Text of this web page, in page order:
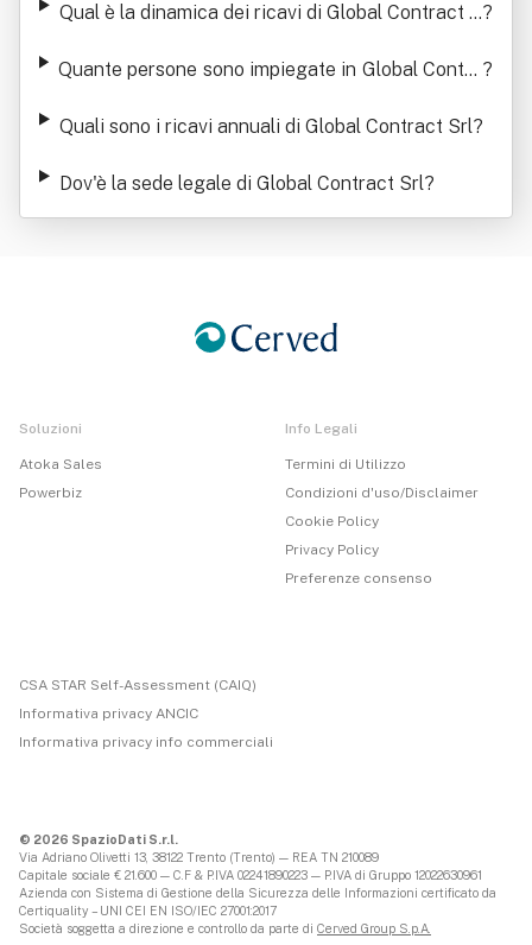
Qual è la dinamica dei ricavi di Global Contract S?
Quante persone sono impiegate in Global Contra ?
Quali sono i ricavi annuali di Global Contract Srl?
Dov'è la sede legale di Global Contract Srl?
Soluzioni
Atoka Sales
Powerbiz
Info Legali
Termini di Utilizzo
Condizioni d'uso/Disclaimer
Cookie Policy
Privacy Policy
Preferenze consenso
CSA STAR Self-Assessment (CAIQ)
Informativa privacy ANCIC
Informativa privacy info commerciali
© 2026 SpazioDati S.r.l.
Via Adriano Olivetti 13, 38122 Trento (Trento) — REA TN 210089
Capitale sociale € 21.600 — C.F & P.IVA 02241890223 — P.IVA di Gruppo 12022630961
Azienda con Sistema di Gestione della Sicurezza delle Informazioni certificato da
Certiquality – UNI CEI EN ISO/IEC 27001:2017
Società soggetta a direzione e controllo da parte di Cerved Group S.p.A.